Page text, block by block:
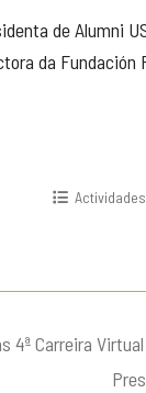
de Alumni
da
Actividades
4ª Carreira